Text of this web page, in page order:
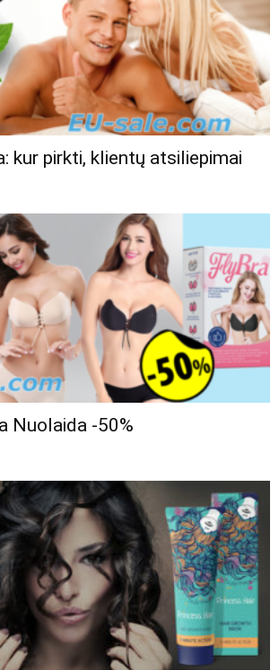
kur pirkti, klientų atsiliepimai
Nuolaida -50%